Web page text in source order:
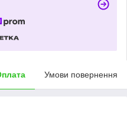
Умови повернення